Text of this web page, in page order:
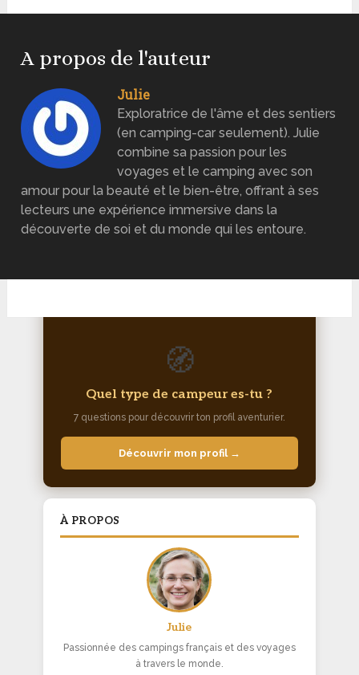
A propos de l'auteur
Julie
Exploratrice de l'âme et des sentiers
(en camping-car seulement). Julie
combine sa passion pour les
voyages et le camping avec son
amour pour la beauté et le bien-être, offrant à ses
lecteurs une expérience immersive dans la
découverte de soi et du monde qui les entoure.
🧭
Quel type de campeur es-tu ?
7 questions pour découvrir ton profil aventurier.
Découvrir mon profil →
À PROPOS
Julie
Passionnée des campings français et des voyages
à travers le monde.